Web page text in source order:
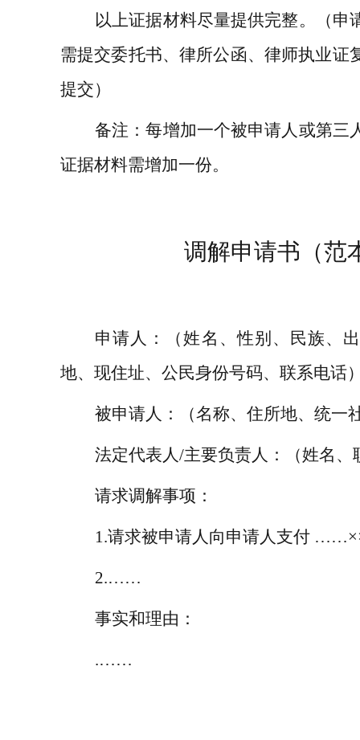
以上证据材料尽量提供完整。（申
需提交委托书、律所公函、律师执业证
提交）
备注 ：每增加一个被申请人或第三
证据材料需增加一份。
调解申请书（范
申请人：（姓名、性别、民族、
地、现住址、公民身份号码、联系电话
被申请人：（名称、住所地、统一
法定代表人/主要负责人： （姓名
请求调解事项：
1.请求被申请人向申请人支付
2.……
事实和理由：
.……